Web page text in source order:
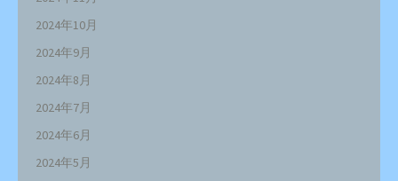
2024年10月
2024年9月
2024年8月
2024年7月
2024年6月
2024年5月